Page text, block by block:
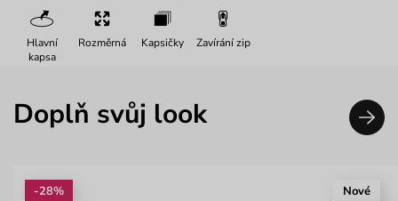
Hlavní
kapsa
Rozměrná Kapsičky Zavírání zip
Doplň svůj look
-28%
Nové